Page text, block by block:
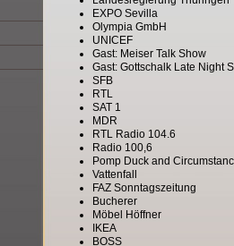
EXPO Sevilla
Olympia GmbH
UNICEF
Gast: Meiser Talk Show
Gast: Gottschalk Late Night
SFB
RTL
SAT 1
MDR
RTL Radio 104.6
Radio 100,6
Pomp Duck and
Vattenfall
FAZ Sonntagszeitung
Bucherer
Möbel Höffner
IKEA
BOSS